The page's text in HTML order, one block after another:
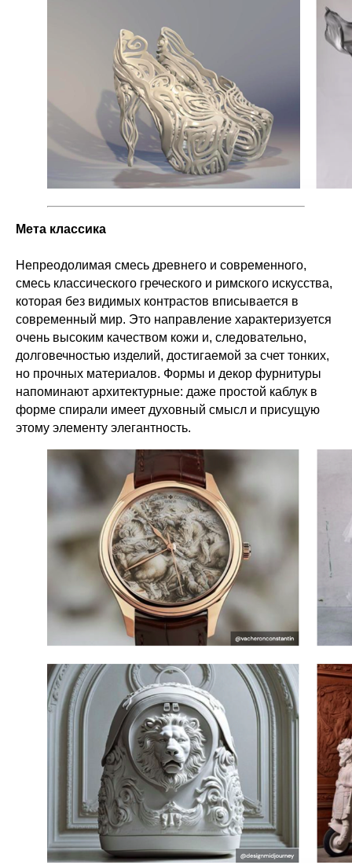
Мета классика
Непреодолимая смесь древнего и современного,
смесь классического греческого и римского искусства,
которая без видимых контрастов вписывается в
современный мир. Это направление характеризуется
очень высоким качеством кожи и, следовательно,
долговечностью изделий, достигаемой за счет тонких,
но прочных материалов. Формы и декор фурнитуры
напоминают архитектурные: даже простой каблук в
форме спирали имеет духовный смысл и присущую
этому элементу элегантность.